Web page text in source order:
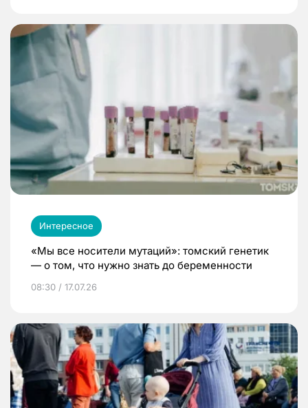
Интересное
«Мы все носители мутаций»: томский генетик
— о том, что нужно знать до беременности
08:30 / 17.07.26